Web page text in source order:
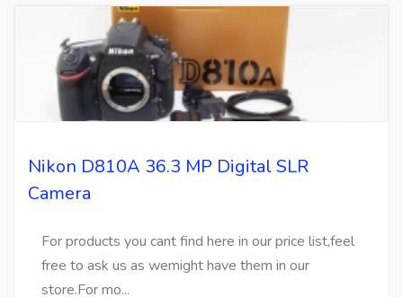
Nikon D810A 36.3 MP Digital SLR
Camera
For products you cant find here in our price list,feel
free to ask us as wemight have them in our
store.For mo...